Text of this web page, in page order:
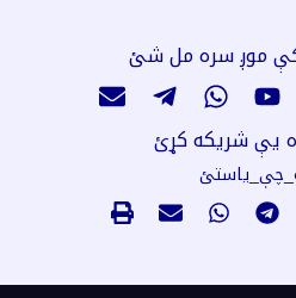
کې موږ سره مل شئ
یې شریکه کړئ